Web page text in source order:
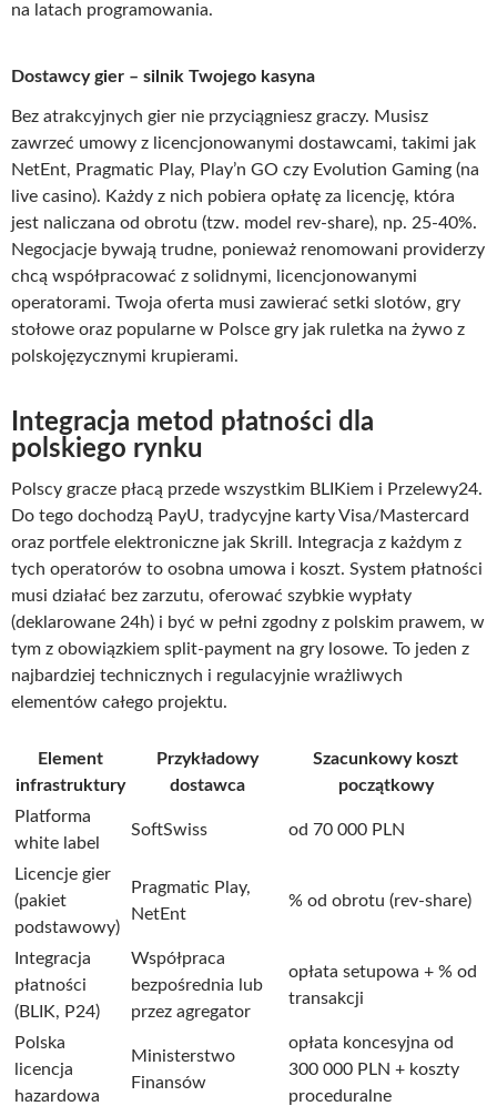
na latach programowania.
Dostawcy gier – silnik Twojego kasyna
Bez atrakcyjnych gier nie przyciągniesz graczy. Musisz
zawrzeć umowy z licencjonowanymi dostawcami, takimi jak
NetEnt, Pragmatic Play, Play’n GO czy Evolution Gaming (na
live casino). Każdy z nich pobiera opłatę za licencję, która
jest naliczana od obrotu (tzw. model rev-share), np. 25-40%.
Negocjacje bywają trudne, ponieważ renomowani providerzy
chcą współpracować z solidnymi, licencjonowanymi
operatorami. Twoja oferta musi zawierać setki slotów, gry
stołowe oraz popularne w Polsce gry jak ruletka na żywo z
polskojęzycznymi krupierami.
Integracja metod płatności dla
polskiego rynku
Polscy gracze płacą przede wszystkim BLIKiem i Przelewy24.
Do tego dochodzą PayU, tradycyjne karty Visa/Mastercard
oraz portfele elektroniczne jak Skrill. Integracja z każdym z
tych operatorów to osobna umowa i koszt. System płatności
musi działać bez zarzutu, oferować szybkie wypłaty
(deklarowane 24h) i być w pełni zgodny z polskim prawem, w
tym z obowiązkiem split-payment na gry losowe. To jeden z
najbardziej technicznych i regulacyjnie wrażliwych
elementów całego projektu.
Element
infrastruktury
Przykładowy
dostawca
Szacunkowy koszt
początkowy
Platforma
white label
SoftSwiss od 70 000 PLN
Licencje gier
(pakiet
podstawowy)
Pragmatic Play,
NetEnt
% od obrotu (rev-share)
Integracja
płatności
(BLIK, P24)
Współpraca
bezpośrednia lub
przez agregator
opłata setupowa + % od
transakcji
Polska
licencja
hazardowa
Ministerstwo
Finansów
opłata koncesyjna od
300 000 PLN + koszty
proceduralne